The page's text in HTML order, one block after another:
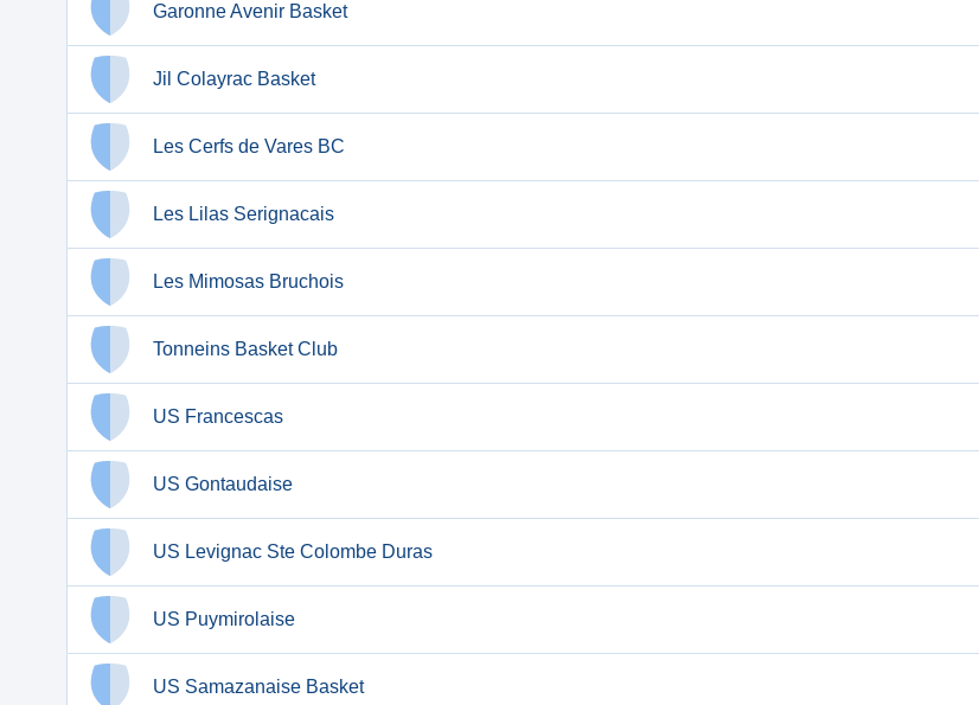
Garonne Avenir Basket
Jil Colayrac Basket
Les Cerfs de Vares BC
Les Lilas Serignacais
Les Mimosas Bruchois
Tonneins Basket Club
US Francescas
US Gontaudaise
US Levignac Ste Colombe Duras
US Puymirolaise
US Samazanaise Basket